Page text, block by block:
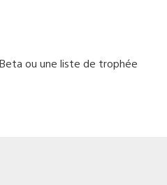
ou une liste de trophée